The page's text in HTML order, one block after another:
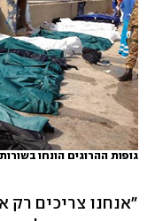
גופות ההרוגים הונחו
"אנחנו צריכים רק